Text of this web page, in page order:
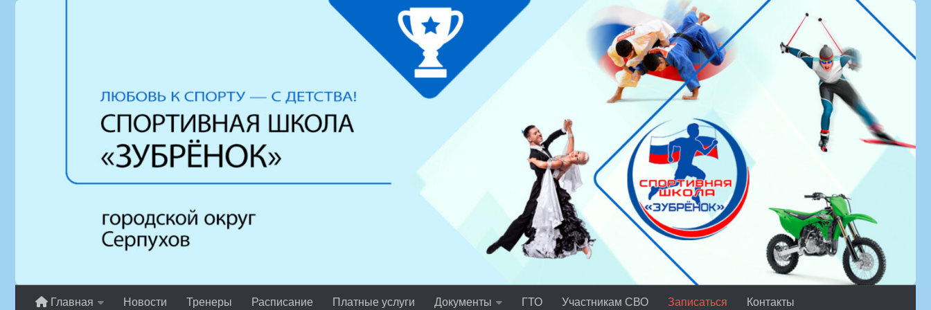
Главная Новости Тренеры Расписание Платные услуги Документы ГТО Участникам СВО Записаться Контакты